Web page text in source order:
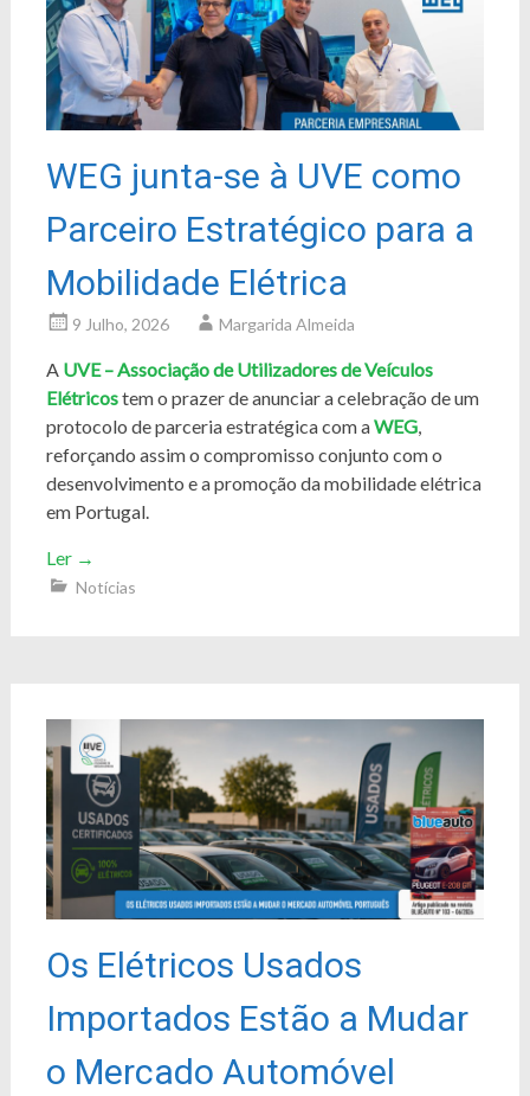
WEG junta-se à UVE como
Parceiro Estratégico para a
Mobilidade Elétrica
9 Julho, 2026 Margarida Almeida
A UVE – Associação de Utilizadores de Veículos
Elétricostem o prazer de anunciar a celebração de um
protocolo de parceria estratégica com aWEG,
reforçando assim o compromisso conjunto com o
desenvolvimento e a promoção da mobilidade elétrica
em Portugal.
Ler →
Notícias
Os Elétricos Usados
Importados Estão a Mudar
o Mercado Automóvel